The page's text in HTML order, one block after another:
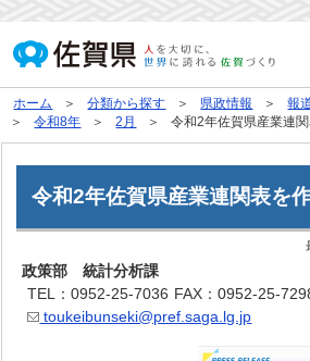
ホーム 分類から探す 県政情報 報
令和8年
2月 令和2年佐賀県産業連
令和2年佐賀県産業連関表を
政策部 統計分析課
TEL：0952-25-7036 FAX：0952-25-
toukeibunseki@pref.saga.lg.jp